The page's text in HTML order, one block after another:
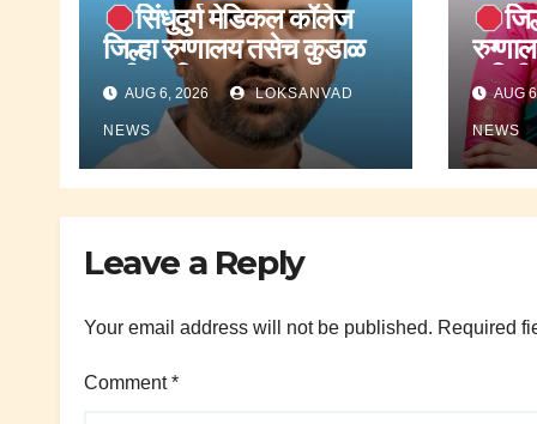
सिंधुदुर्ग मेडिकल कॉलेज
जिल्हा रुग्णालय तसेच कुडाळ
मधील महिला बाल रुग्णालय
आरोग्य यंत्रणा
व्हँटिलेटरवर.;कुणाल
किनळेकर.
AUG 6, 2026 LOKSANVAD
NEWS
AUG
NEWS
Leave a Reply
Your email address will not be published. Required
Comment*